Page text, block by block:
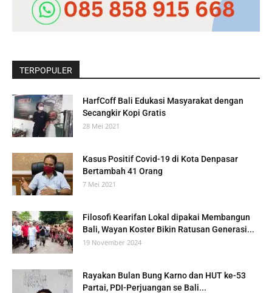
TERPOPULER
HarfCoff Bali Edukasi Masyarakat dengan
Secangkir Kopi Gratis
28 Mei 2021
Kasus Positif Covid-19 di Kota Denpasar
Bertambah 41 Orang
7 Mei 2021
Filosofi Kearifan Lokal dipakai Membangun
Bali, Wayan Koster Bikin Ratusan Generasi...
19 November 2024
Rayakan Bulan Bung Karno dan HUT ke-53
Partai, PDI-Perjuangan se Bali...